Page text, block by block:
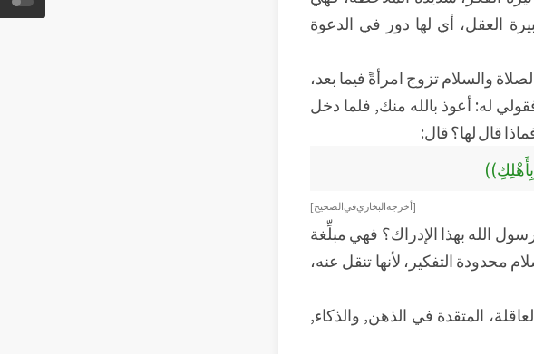
العقل، أي لها دور في الدعوة
والسلام تزوج امرأةً فيما بعد،
له: أعوذ بالله منك, فلما دخل
قال لها؟ قال:
[أخرجه البخاري في الصحيح]
الله بهذا الإدراك؟ فهي مبلِّغة
التفكير، لأنها تنقل عنه،
المتقدة في الذهن, والذكاء,